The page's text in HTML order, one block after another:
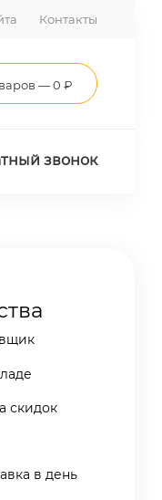
Контакты
— 0 ₽
звонок
скидок
в день